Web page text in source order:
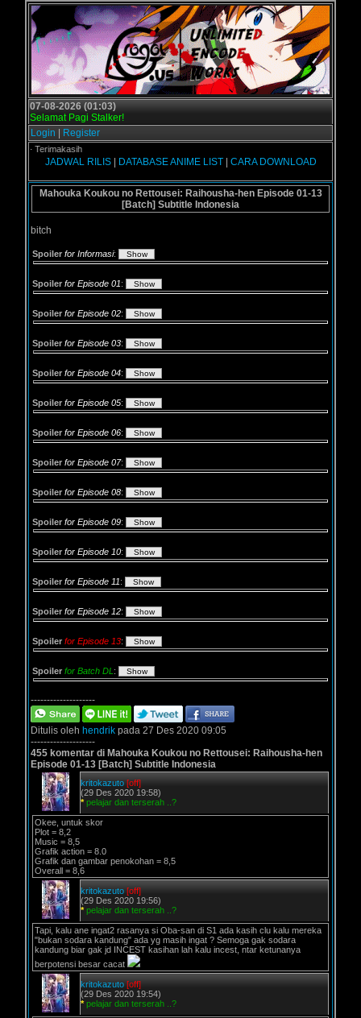
07-08-2026 (01:03)
Selamat Pagi Stalker!
Login
Register
- Terimakasih
JADWAL RILIS| DATABASE ANIME LIST| CARA DOWNLOAD
Mahouka Koukou no Rettousei: Raihousha-hen Episode 01-13
[Batch] Subtitle Indonesia
bitch
Spoiler for Informasi:
Spoiler for Episode 01:
Spoiler for Episode 02:
Spoiler for Episode 03:
Spoiler for Episode 04:
Spoiler for Episode 05:
Spoiler for Episode 06:
Spoiler for Episode 07:
Spoiler for Episode 08:
Spoiler for Episode 09:
Spoiler for Episode 10:
Spoiler for Episode 11:
Spoiler for Episode 12:
Spoiler for Episode 13:
Spoiler for Batch DL :
--------------------
Ditulis oleh hendrik pada 27 Des 2020 09:05
--------------------
455 komentar di Mahouka Koukou no Rettousei: Raihousha-hen
Episode 01-13 [Batch] Subtitle Indonesia
kritokazuto [off]
(29 Des 2020 19:58)
* pelajar dan terserah ..?
Okee, untuk skor
Plot = 8,2
Music = 8,5
Grafik action = 8.0
Grafik dan gambar penokohan = 8,5
Overall = 8,6
kritokazuto [off]
(29 Des 2020 19:56)
* pelajar dan terserah ..?
Tapi, kalu ane ingat2 rasanya si Oba-san di S1 ada kasih clu kalu mereka
"bukan sodara kandung" ada yg masih ingat ? Semoga gak sodara
kandung biar gak jd INCEST kasihan lah kalu incest, ntar ketunanya
berpotensi besar cacat
kritokazuto [off]
(29 Des 2020 19:54)
* pelajar dan terserah ..?